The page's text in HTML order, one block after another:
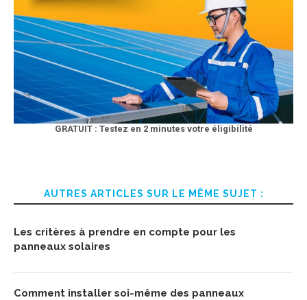
GRATUIT : Testez en 2 minutes votre éligibilité
AUTRES ARTICLES SUR LE MÊME SUJET :
Les critères à prendre en compte pour les
panneaux solaires
Comment installer soi-même des panneaux